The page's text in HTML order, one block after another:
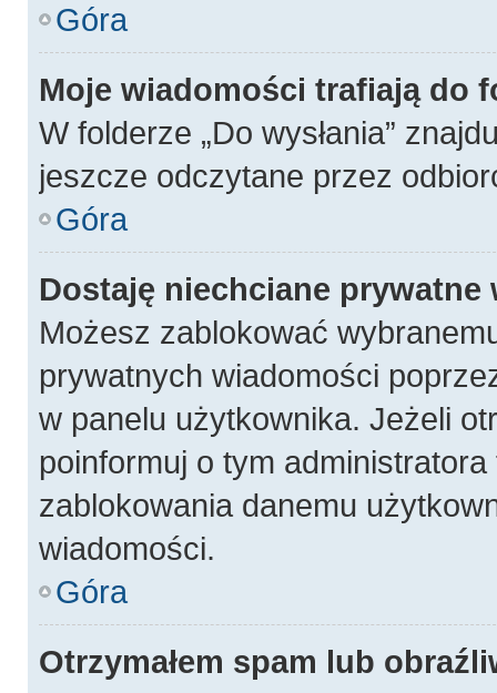
Góra
Moje wiadomości trafiają do
W folderze „Do wysłania”
jeszcze odczytane przez
Góra
Dostaję niechciane prywatne
Możesz zablokować
prywatnych wiadomości
w panelu użytkownika. Jeżeli
poinformuj o tym
zablokowania danemu
wiadomości.
Góra
Otrzymałem spam lub